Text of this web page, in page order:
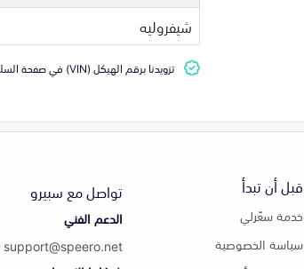
شيفروليه
تزويدنا برقم الهيكل (VIN) في صفحة السلة يضمن التطابق التام للقطعة مع سيارتك
قبل أن تبدأ
خدمة سعّرلي
سياسة الخصوصية
تواصل مع سبيرو
الدعم الفني
support@speero.net